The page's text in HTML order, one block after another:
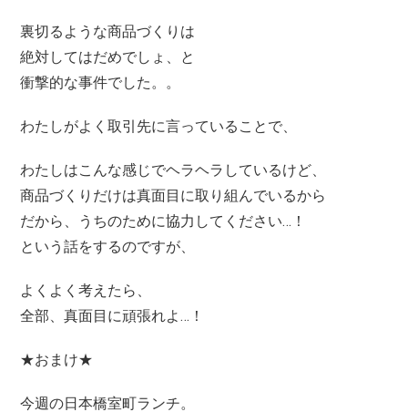
裏切るような商品づくりは
絶対してはだめでしょ、と
衝撃的な事件でした。。
わたしがよく取引先に言っていることで、
わたしはこんな感じでヘラヘラしているけど、
商品づくりだけは真面目に取り組んでいるから
だから、うちのために協力してください…！
という話をするのですが、
よくよく考えたら、
全部、真面目に頑張れよ…！
★おまけ★
今週の日本橋室町ランチ。